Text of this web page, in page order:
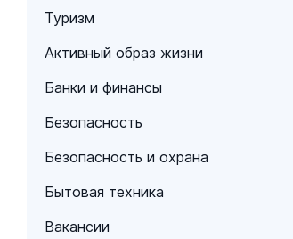
Туризм
Активный образ жизни
Банки и финансы
Безопасность
Безопасность и охрана
Бытовая техника
Вакансии